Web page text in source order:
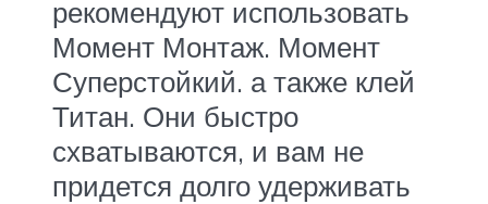
рекомендуют использовать
Момент Монтаж. Момент
Суперстойкий. а также клей
Титан. Они быстро
схватываются, и вам не
придется долго удерживать